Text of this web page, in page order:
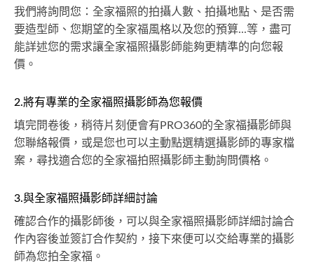
我們將詢問您：全家福照的拍攝人數、拍攝地點、是否需
要造型師、您期望的全家福風格以及您的預算...等，盡可
能詳述您的需求讓全家福照攝影師能夠更精準的向您報
價。
2.將有專業的全家福照攝影師為您報價
填完問卷後，稍待片刻便會有PRO360的全家福攝影師與
您聯絡報價，或是您也可以主動點選精選攝影師的專家檔
案，尋找適合您的全家福拍照攝影師主動詢問價格。
3.與全家福照攝影師詳細討論
確認合作的攝影師後，可以與全家福照攝影師詳細討論合
作內容後並簽訂合作契約，接下來便可以交給專業的攝影
師為您拍全家福。